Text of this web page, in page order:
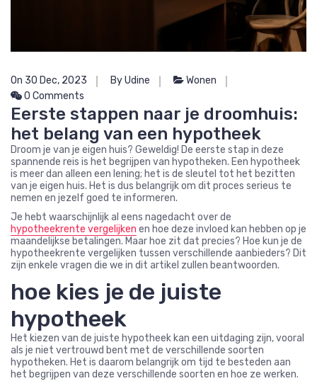
On 30 Dec, 2023 By Udine
Wonen
0 Comments
Eerste stappen naar je droomhuis:
het belang van een hypotheek
Droom je van je eigen huis? Geweldig! De eerste stap in deze
spannende reis is het begrijpen van hypotheken. Een hypotheek
is meer dan alleen een lening; het is de sleutel tot het bezitten
van je eigen huis. Het is dus belangrijk om dit proces serieus te
nemen en jezelf goed te informeren.
Je hebt waarschijnlijk al eens nagedacht over de
hypotheekrente vergelijken en hoe deze invloed kan hebben op je
maandelijkse betalingen. Maar hoe zit dat precies? Hoe kun je de
hypotheekrente vergelijken tussen verschillende aanbieders? Dit
zijn enkele vragen die we in dit artikel zullen beantwoorden.
hoe kies je de juiste
hypotheek
Het kiezen van de juiste hypotheek kan een uitdaging zijn, vooral
als je niet vertrouwd bent met de verschillende soorten
hypotheken. Het is daarom belangrijk om tijd te besteden aan
het begrijpen van deze verschillende soorten en hoe ze werken.